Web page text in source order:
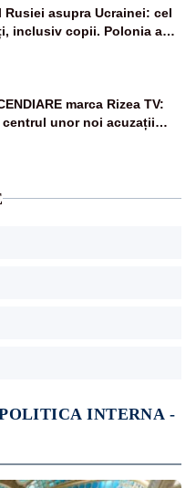
INTERNA -
Rusiei asupra Ucrainei: cel
inclusiv copii. Polonia a
de vânătoare
marca Rizea TV:
centrul unor noi acuzații